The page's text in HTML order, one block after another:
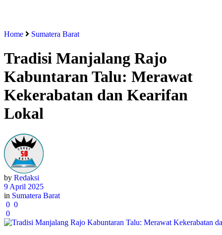
Home Sumatera Barat
Tradisi Manjalang Rajo
Kabuntaran Talu: Merawat
Kekerabatan dan Kearifan
Lokal
by Redaksi
9 April 2025
in Sumatera Barat
0 0
0